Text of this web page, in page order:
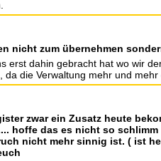
nicht zum übernehmen
erst dahin gebracht hat wo wir
die Verwaltung mehr und
zwar ein Zusatz heute
hoffe das es nicht so
nicht mehr sinnig ist. ( ist